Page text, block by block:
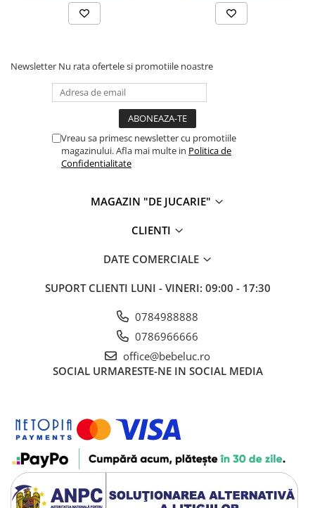
Cadouri bebelusi
Cadou copii 2 ani
Cadou copii 3 ani
Cadou copii 5 ani
Cadou copii 6 ani
Etui Ochelari
Ghiozdan baieti
Ghiozdan fete
Papetarie
Newsletter Nu rata ofertele si promotiile noastre
Vreau sa primesc newsletter cu promotiile
magazinului. Afla mai multe in Politica de
Confidentialitate
MAGAZIN "DE JUCARIE"
CLIENTI
DATE COMERCIALE
SUPORT CLIENTI LUNI - VINERI: 09:00 - 17:30
0784988888
0786966666
office@bebeluc.ro
SOCIAL URMARESTE-NE IN SOCIAL MEDIA